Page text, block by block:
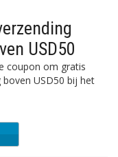
USD50
coupon om gratis
USD50 bij het